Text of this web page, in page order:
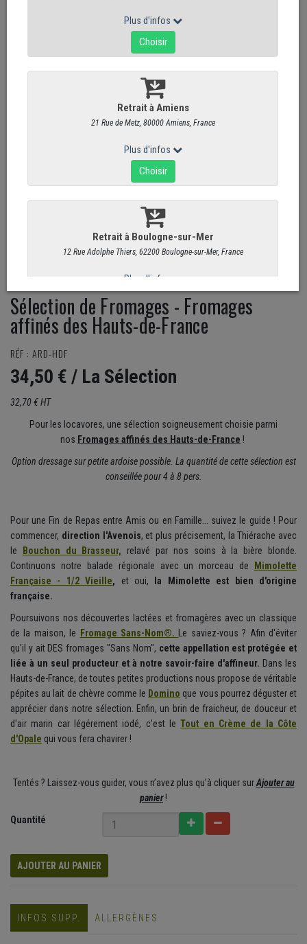
Sélection de Fromages - Fromages
affinés des Hauts-de-France
RÉF : ARD-HDF
34,50 € / La Sélection
32,70 € HT
Pour les locavores, une sélection soigneusement choisie parmi
nos Fromages affinés des Hauts-de-France !
Option dressage sur petite ardoise possible. La quantité de cette sélection est
conseillée pour 4 à 8 pers.
Pour une Fin de Repas entre Amis ou en Famille... suivez le guide ! Pour
commencer, direction l'Avenois, et plus précisement, la Thiérache avec
le
Bouchon du Brasseur, relavé par nos soins à la bière blonde.
Continuons notre balade régionale avec un morceau de
Mimolette
Française - 1/2 Vieille, et oui,
la Mimolette est bien d'origine
française.
Poursuivons nos découvertes lactées et fromagères avec un classique
de la maison, le
Fromage Sans-Nom®. Le saviez-vous ? Afin d'éviter
qu'il y ait DES fromages "Sans Nom", cette appellation est protégée et
liée à un seul producteur et à notre savoir-faire d'affineur. Dans les
Hauts-de-France, de toutes petites productions nous propose de véritable
pépites au lait de chèvre comme le Domino que vous pourrez déguster et
apprécier dans notre sélection. Enfin, un brin de fraicheur, de douceur et
d'air marin car légérement iodé, c'est leTout en Crème de la Côte
d'Opale qui vous fera chavirer !
Tentés ? Laissez-vous guider, vous n’avez plus qu’à cliquer surAjouter au
panier!
Quantité
AJOUTER AU PANIER
INFOS SUPP. ALLERGÈNES